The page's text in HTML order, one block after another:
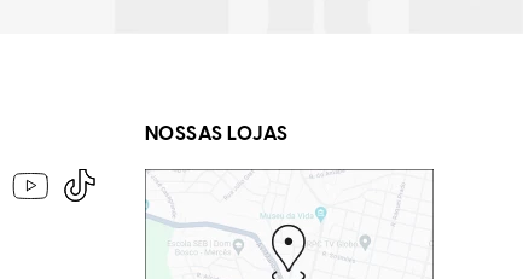
NOSSAS LOJAS